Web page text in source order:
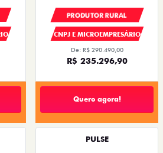
PRODUTOR RURAL
CNPJ E MICROEMPRESÁRIO
De: R$ 290.490,00
R$ 235.296,90
Quero agora!
PULSE